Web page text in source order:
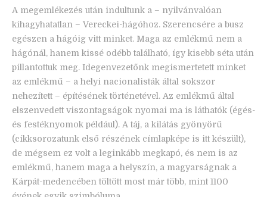
A megemlékezés után indultunk a – nyilvánvalóan
kihagyhatatlan – Vereckei-hágóhoz. Szerencsére a busz
egészen a hágóig vitt minket. Maga az emlékmű nem a
hágónál, hanem kissé odébb található, így kisebb séta után
pillantottuk meg. Idegenvezetőnk megismertetett minket
az emlékmű – a helyi nacionalisták által sokszor
nehezített – építésének történetével. Az emlékmű által
elszenvedett viszontagságok nyomai ma is láthatók (égés-
és festéknyomok például). A táj, a kilátás gyönyörű
(cikksorozatunk első részének címlapképe is itt készült),
de mégsem ez volt a leginkább megkapó, és nem is az
emlékmű, hanem maga a helyszín, a magyarságnak a
Kárpát-medencében töltött most már több, mint 1100